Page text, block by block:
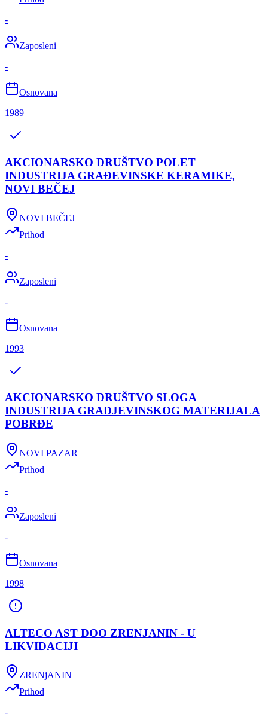
-
Zaposleni
-
Osnovana
1989
AKCIONARSKO DRUŠTVO POLET
INDUSTRIJA GRAĐEVINSKE KERAMIKE,
NOVI BEČEJ
NOVI BEČEJ
Prihod
-
Zaposleni
-
Osnovana
1993
AKCIONARSKO DRUŠTVO SLOGA
INDUSTRIJA GRADJEVINSKOG MATERIJALA
POBRĐE
NOVI PAZAR
Prihod
-
Zaposleni
-
Osnovana
1998
ALTECO AST DOO ZRENJANIN - U
LIKVIDACIJI
ZRENjANIN
Prihod
-